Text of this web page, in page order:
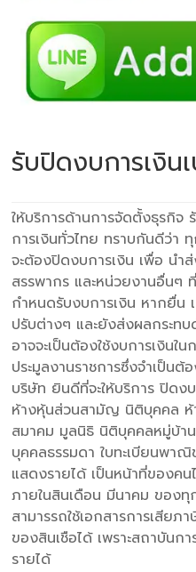
รับปิดงบการเงิน
ให้บริการด้านการจัดตั้งธุรกิจ
การเงินทั่วไทย ทราบกันดีว่า
จะต้องปิดงบการเงิน เพื่อ น
สรรพากร และหน่วยงานอื่นๆ ที่
กำหนดรับงบการเงิน หากยื่น
ปรับต่างๆ และยังส่งผลกระท
อาจจะเป็นต้องใช้งบการเงินใ
ประมูลงานราชการซึ่งจำเป็น
บริษัท ยินดีที่จะให้บริการ ปิดง
ห้างหุ้นส่วนสามัญ นิติบุคคล
สมาคม มูลนิธิ นิติบุคคลหมู่บ้า
บุคคลธรรมดา ใบทะเบียนพา
แสดงรายได้ เป็นหน้าที่ของค
ภายในสินเดือน มีนาคม ของ
สามารรถใช้เอกสารการเสียภ
ของสินเชือได้ เพราะสถาบันก
รายได้